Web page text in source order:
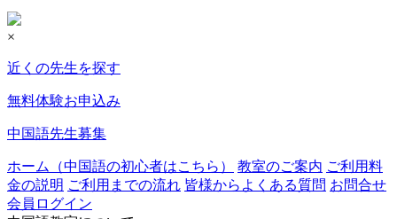
×
近くの先生を探す
無料体験お申込み
中国語先生募集
ホーム（中国語の初心者はこちら） 教室のご案内 ご利用料
金の説明 ご利用までの流れ 皆様からよくある質問 お問合せ
会員ログイン